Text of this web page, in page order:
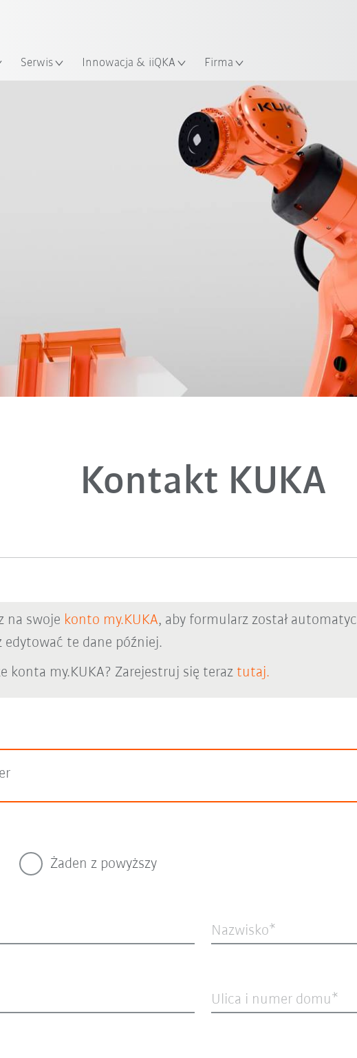
Serwis Innowacja & iiQKA Firma
Kontakt KUKA
na swoje konto my.KUKA, aby formularz został
edytować te dane później.
konta my.KUKA? Zarejestruj się teraz tutaj.
Żaden z powyższy
Nazwisko
Ulica i numer domu